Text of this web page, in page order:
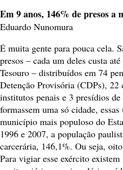
Em 9 anos, 146% de presos a
Eduardo Nunomura
É muita gente para pouca cela.
presos – cada um deles custa
Tesouro – distribuídos em 74
Detenção Provisória (CDPs), 22
institutos penais e 3 presídios
formassem uma só cidade,
município mais populoso do
1996 e 2007, a população
carcerária, 146,1%. Ou seja,
Para vigiar esse exército